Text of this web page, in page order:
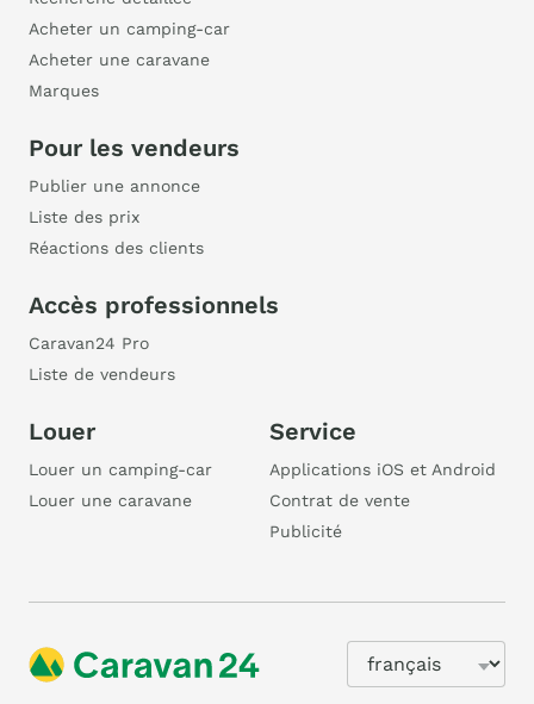
Acheter un camping-car
Acheter une caravane
Marques
Pour les vendeurs
Publier une annonce
Liste des prix
Réactions des clients
Accès professionnels
Caravan24 Pro
Liste de vendeurs
Louer
Louer un camping-car
Louer une caravane
Service
Applications iOS et Android
Contrat de vente
Publicité